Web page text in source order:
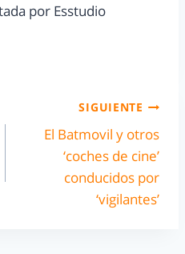
por Esstudio
SIGUIENTE
El Batmovil y otros
‘coches de cine’
conducidos por
‘vigilantes’